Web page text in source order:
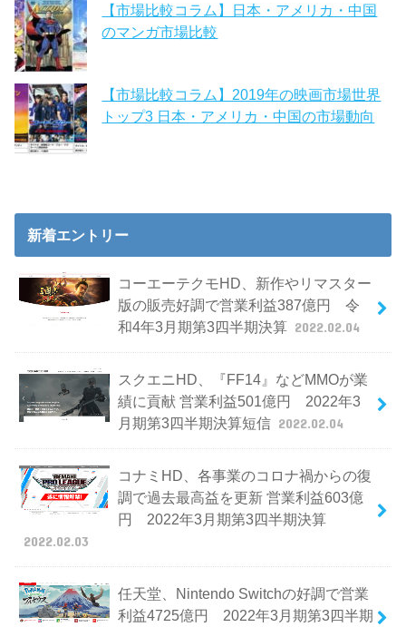
【市場比較コラム】日本・アメリカ・中国
のマンガ市場比較
【市場比較コラム】2019年の映画市場世界
トップ3 日本・アメリカ・中国の市場動向
新着エントリー
コーエーテクモHD、新作やリマスター
版の販売好調で営業利益387億円 令
和4年3月期第3四半期決算 2022.02.04
スクエニHD、『FF14』などMMOが業
績に貢献 営業利益501億円 2022年3
月期第3四半期決算短信 2022.02.04
コナミHD、各事業のコロナ禍からの復
調で過去最高益を更新 営業利益603億
円 2022年3月期第3四半期決算
2022.02.03
任天堂、Nintendo Switchの好調で営業
利益4725億円 2022年3月期第3四半期